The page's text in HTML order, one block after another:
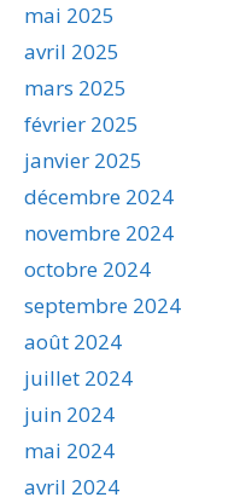
mai 2025
avril 2025
mars 2025
février 2025
janvier 2025
décembre 2024
novembre 2024
octobre 2024
septembre 2024
août 2024
juillet 2024
juin 2024
mai 2024
avril 2024